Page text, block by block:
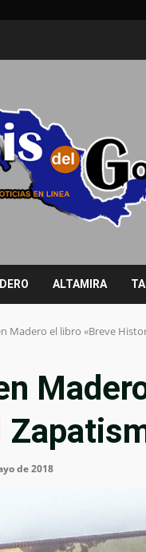
ALTAMIRA
Madero el libro «Breve
de 2018